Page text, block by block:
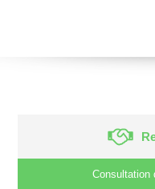
Consultation